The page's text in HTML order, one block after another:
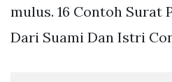
mulus. 16 Contoh Surat
Dari Suami Dan Istri